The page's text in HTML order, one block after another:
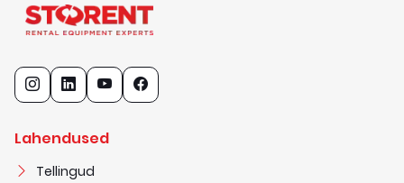
Lahendused
Tellingud